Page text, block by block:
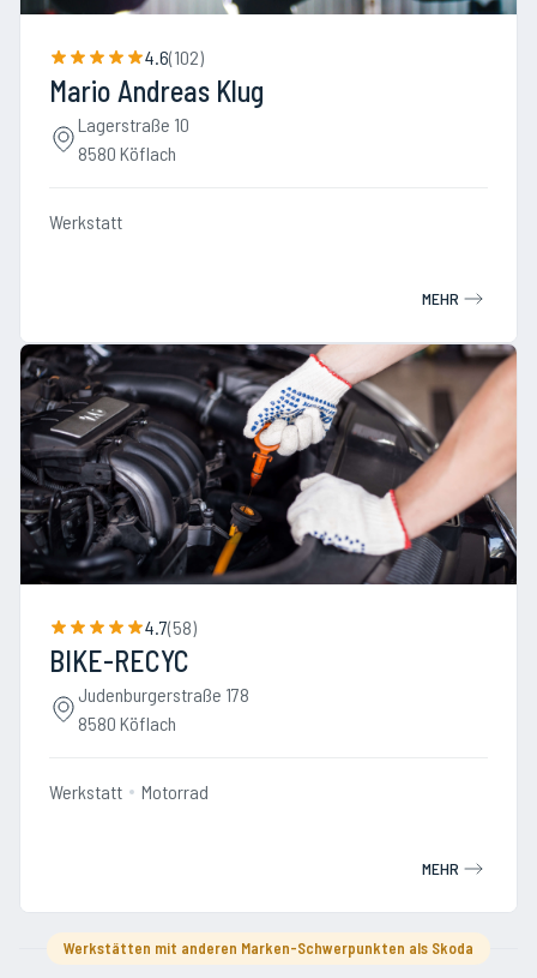
4.6(102)
Mario Andreas Klug
Lagerstraße 10
8580 Köflach
Werkstatt
MEHR
4.7(58)
BIKE-RECYC
Judenburgerstraße 178
8580 Köflach
Werkstatt Motorrad
MEHR
Werkstätten mit anderen Marken-Schwerpunkten als Skoda